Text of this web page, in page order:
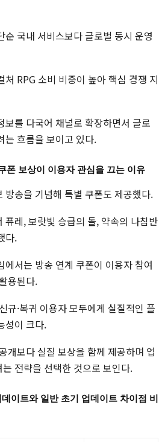
순 국내 서비스보다 글로벌 동시 운영
처 RPG 소비 비중이 높아 핵심 경쟁 지
보를 다국어 채널로 확장하면서 글로
는 흐름을 보이고 있다.
폰 보상이 이용자 관심을 끄는 이유
방송을 기념해 특별 쿠폰도 제공했다.
퓨레, 보랏빛 승급의 돌, 약속의 나침반
다.
에서는 방송 연계 쿠폰이 이용자 참여
용된다.
규·복귀 이용자 모두에게 실질적인 플
성이 크다.
개보다 실질 보상을 함께 제공하며 업
전략을 선택한 것으로 보인다.
이트와 일반 초기 업데이트 차이점 비